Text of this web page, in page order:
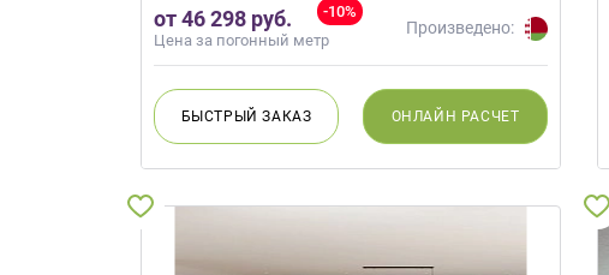
-10%
от 46 298 руб.
Цена за погонный метр
Произведено:
БЫСТРЫЙЗАКАЗ ОНЛАЙН РАСЧЕТ